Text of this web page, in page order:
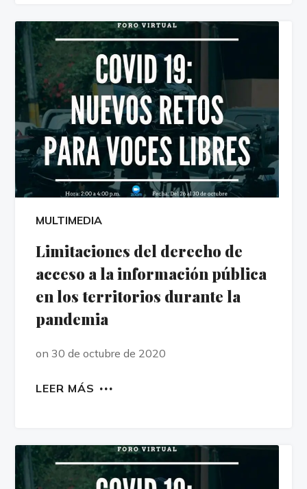
MULTIMEDIA
Limitaciones del derecho de
acceso a la información pública
en los territorios durante la
pandemia
on 30 de octubre de 2020
LEER MÁS